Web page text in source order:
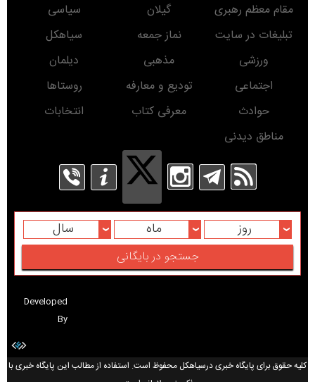
مقام معظم رهبری گیلان
سیاسی
تبلیغات در سایت
نماز جمعه
سیاهکل
ورزشی
مذهبی
دیلمان
اجتماعی
تودیع و معارفه
روستاها
حوادث
معرفی کتاب
انتخابات
مناطق دیدنی
روز ماه سال
Developed
By
کلیه حقوق برای پایگاه خبری درسیاهکل محفوظ است. استفاده از مطالب این پایگاه خبری با